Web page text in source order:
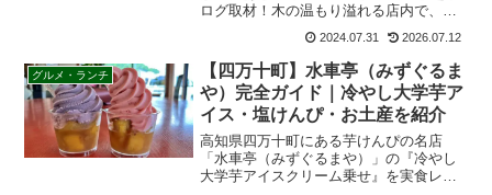
ログ取材！木の温もり溢れる店内で、人
気メニューのロガーセットや日替わりラ
ンチを堪能。地元民に愛される隠れた名
店のメニューやアクセス、店内の雰囲気
を詳しく紹介します。
2024.07.31 2026.07.12
グルメ・ランチ
【四万十町】水車亭（みずぐるま
や）完全ガイド｜冷やし大学芋ア
イス・塩けんぴ・お土産を紹介
高知県四万十町にある芋けんぴの名店
「水車亭（みずぐるまや）」の『冷やし
大学芋アイスクリーム乗せ』を実食レビ